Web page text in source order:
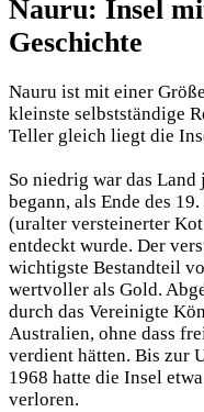
Nauru: Insel
Geschichte
Nauru ist mit einer
kleinste selbstständige
Teller gleich liegt die
So niedrig war das
begann, als Ende des
(uralter versteinerter
entdeckt wurde. Der
wichtigste Bestandteil
wertvoller als Gold.
durch das Vereinigte
Australien, ohne dass
verdient hätten. Bis zur
1968 hatte die Insel
verloren.